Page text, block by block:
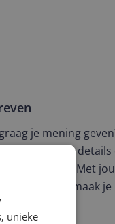
je mening
van de
10 minuten. Met
maken én maak
unieke